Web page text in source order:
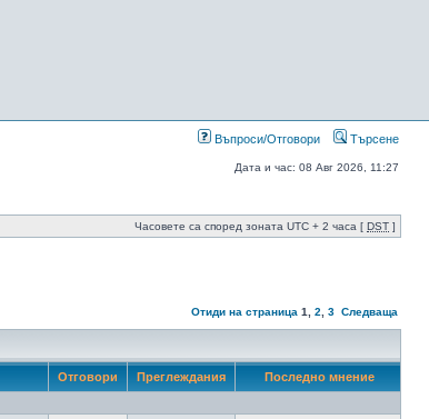
Въпроси/Отговори Търсене
Дата и час: 08 Авг 2026, 11:27
Часовете са според зоната UTC + 2 часа [ DST ]
Отиди на страница 1 2 3 Следваща
Отговори Преглеждания Последно мнение